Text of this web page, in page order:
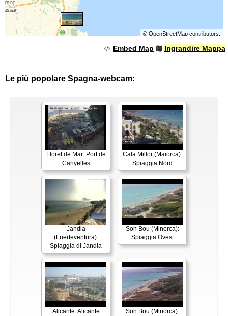
© OpenStreetMapcontributors.
Embed Map Ingrandire Mappa
Le più popolare Spagna-webcam:
Lloret de Mar: Port de
Canyelles
Cala Millor (Maiorca):
Spiaggia Nord
Jandia
(Fuerteventura):
Spiaggia di Jandia
Son Bou (Minorca):
Spiaggia Ovest
Alicante: Alicante
Son Bou (Minorca):